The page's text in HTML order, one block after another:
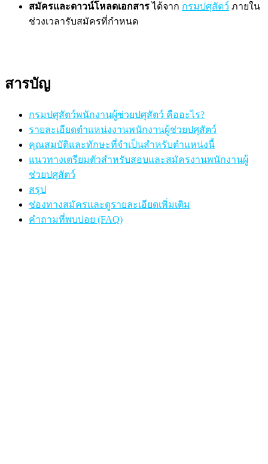
สมัครและดาวน์โหลดเอกสารได้จาก กรมปศุสัตว์ ภายใน
ช่วงเวลารับสมัครที่กำหนด
สารบัญ
กรมปศุสัตว์พนักงานผู้ช่วยปศุสัตว์ คืออะไร?
รายละเอียดตำแหน่งงานพนักงานผู้ช่วยปศุสัตว์
คุณสมบัติและทักษะที่จำเป็นสำหรับตำแหน่งนี้
แนวทางเตรียมตัวสำหรับสอบและสมัครงานพนักงานผู้
ช่วยปศุสัตว์
สรุป
ช่องทางสมัครและดูรายละเอียดเพิ่มเติม
คำถามที่พบบ่อย (FAQ)